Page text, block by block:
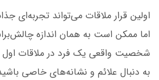
اولین قرار ملاقات می‌تواند تجربه‌ای
اما ممکن است به همان اندازه
شخصیت واقعی یک فرد در ملاقات اول
به دنبال علائم و نشانه‌های خاصی